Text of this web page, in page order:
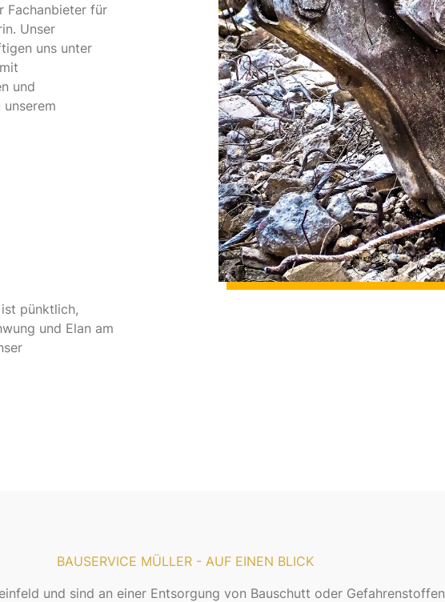
Fachanbieter für
Unser
uns unter
und
pünktlich,
und Elan am
BAUSERVICE MÜLLER - AUF EINEN BLICK
und sind an einer Entsorgung von Bauschutt oder Gefahrenstoffen